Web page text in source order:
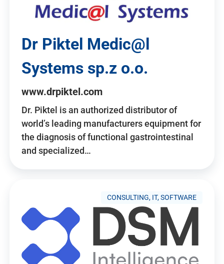
Dr Piktel Medic@l
Systems sp.z o.o.
www.drpiktel.com
Dr. Piktel is an authorized distributor of
world’s leading manufacturers equipment for
the diagnosis of functional gastrointestinal
and specialized…
CONSULTING, IT, SOFTWARE